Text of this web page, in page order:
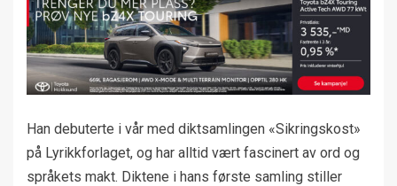
Han debuterte i vår med diktsamlingen «Sikringskost»
på Lyrikkforlaget, og har alltid vært fascinert av ord og
språkets makt. Diktene i hans første samling stiller